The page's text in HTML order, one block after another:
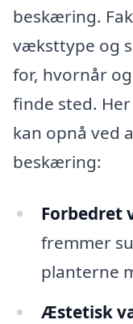
beskæring.
væksttype og
for, hvornår
finde sted.
kan opnå ved
beskæring:
Forbedret
fremmer
planterne
Æstetisk